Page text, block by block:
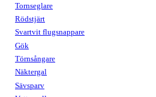
Tornseglare
Rödstjärt
Svartvit flugsnappare
Gök
Törnsångare
Näktergal
Sävsparv